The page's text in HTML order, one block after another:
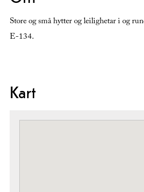
Store og små hytter og leilighetar i og
E-134.
Kart